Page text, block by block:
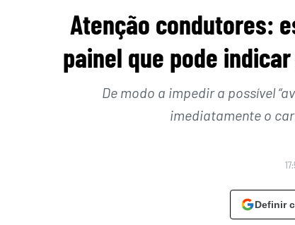
Atenção condutores:
painel que pode
De modo a impedir a possível
imediatamente o
Definir